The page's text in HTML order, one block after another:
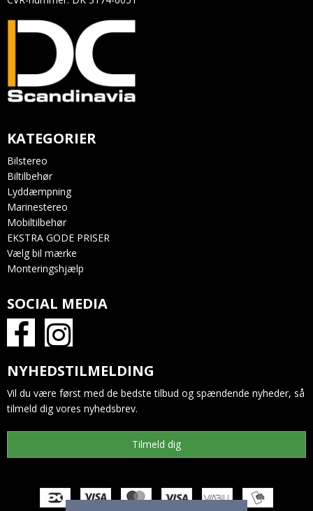
KATEGORIER
Bilstereo
Biltilbehør
Lyddæmpning
Marinestereo
Mobiltilbehør
EKSTRA GODE PRISER
Vælg bil mærke
Monteringshjælp
SOCIAL MEDIA
NYHEDSTILMELDING
Vil du være først med de bedste tilbud og spændende nyheder, så
tilmeld dig vores nyhedsbrev.
Tilmeld dig